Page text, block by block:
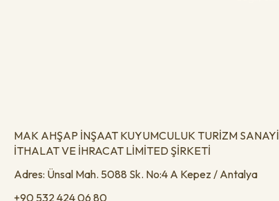
MAK AHŞAP İNŞAAT KUYUMCULUK TURİZM SANAYİ
İTHALAT VE İHRACAT LİMİTED ŞİRKETİ
Adres: Ünsal Mah. 5088 Sk. No:4 A Kepez / Antalya
+90 532 424 06 80